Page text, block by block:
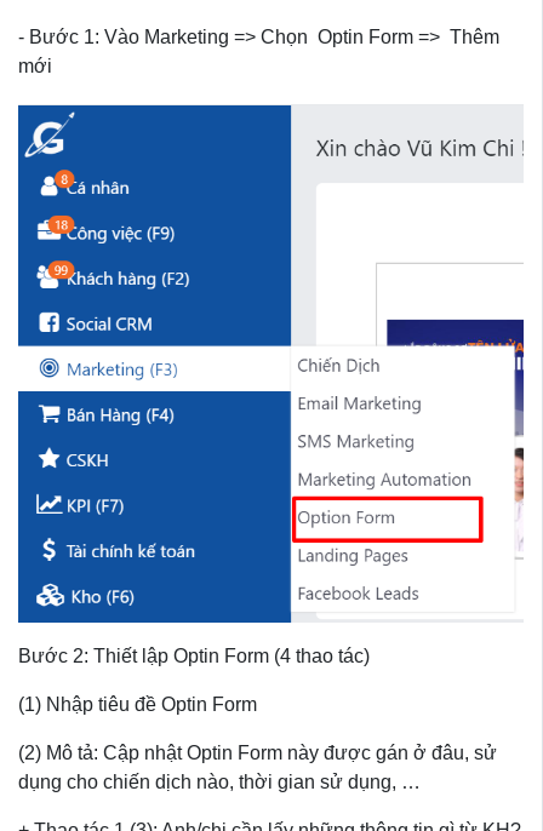
- Bước 1: Vào Marketing => Chọn Optin Form => Thêm
mới
Bước 2: Thiết lập Optin Form (4 thao tác)
(1) Nhập tiêu đề Optin Form
(2) Mô tả: Cập nhật Optin Form này được gán ở đâu, sử
dụng cho chiến dịch nào, thời gian sử dụng, …